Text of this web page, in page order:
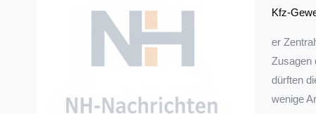
brauchen
Sie
als
Kfz-
er
Zusagen
dürften
wenige